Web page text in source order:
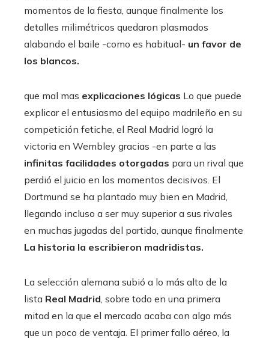
momentos de la fiesta, aunque finalmente los
detalles milimétricos quedaron plasmados
alabando el baile -como es habitual- un favor de
los blancos.
que mal mas explicaciones lógicas Lo que puede
explicar el entusiasmo del equipo madrileño en su
competición fetiche, el Real Madrid logró la
victoria en Wembley gracias -en parte a las
infinitas facilidades otorgadas para un rival que
perdió el juicio en los momentos decisivos. El
Dortmund se ha plantado muy bien en Madrid,
llegando incluso a ser muy superior a sus rivales
en muchas jugadas del partido, aunque finalmente
La historia la escribieron madridistas.
La selección alemana subió a lo más alto de la
lista Real Madrid , sobre todo en una primera
mitad en la que el mercado acaba con algo más
que un poco de ventaja. El primer fallo aéreo, la